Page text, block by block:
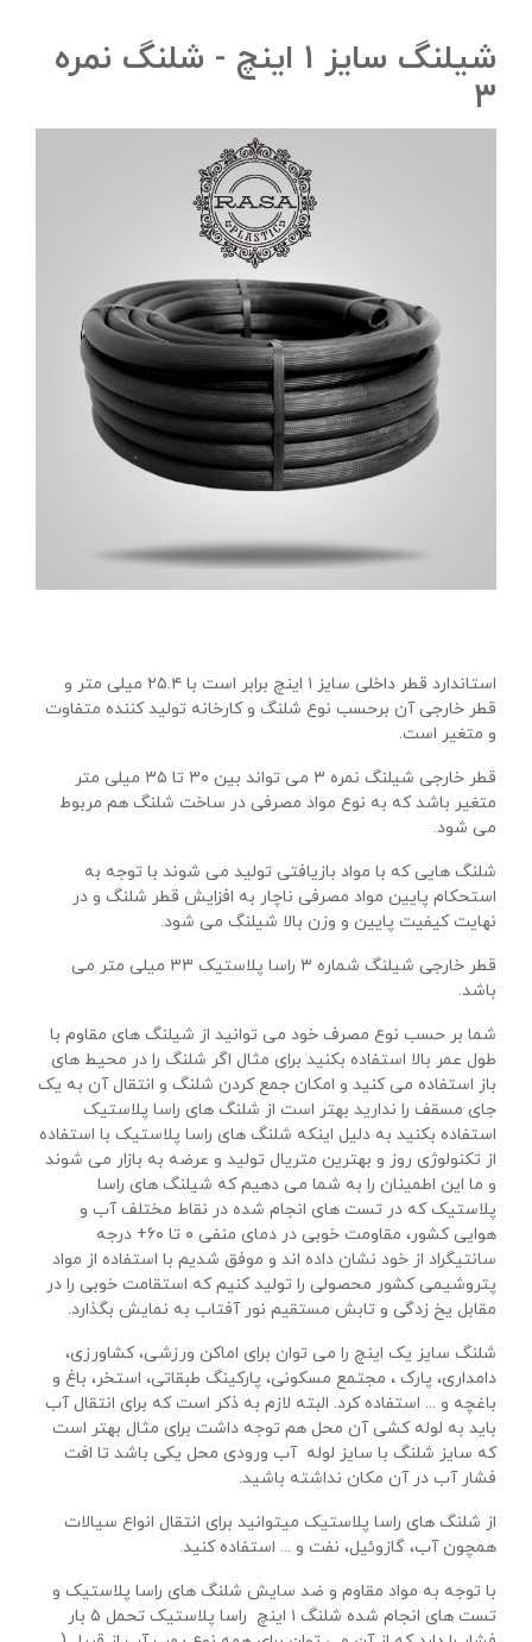
شیلنگ سایز ۱ اینچ - شلنگ نمره
۳
استاندارد قطر داخلی سایز ۱ اینچ برابر است با ۲۵.۴ میلی متر و
قطر خارجی آن برحسب نوع شلنگ و کارخانه تولید کننده متفاوت
و متغیر است.
قطر خارجی شیلنگ نمره ۳ می تواند بین ۳۰ تا ۳۵ میلی متر
متغیر باشد که به نوع مواد مصرفی در ساخت شلنگ هم مربوط
می شود.
شلنگ هایی که با مواد بازیافتی تولید می شوند با توجه به
استحکام پایین مواد مصرفی ناچار به افزایش قطر شلنگ و در
نهایت کیفیت پايین و وزن بالا شیلنگ می شود.
قطر خارجی شیلنگ شماره ۳ راسا پلاستیک ۳۳ میلی متر می
باشد.
شما بر حسب نوع مصرف خود می توانید از شیلنگ های مقاوم با
طول عمر بالا استفاده بکنید برای مثال اگر شلنگ را در محیط های
باز استفاده می کنید و امکان جمع کردن شلنگ و انتقال آن به یک
جای مسقف را ندارید بهتر است از شلنگ های راسا پلاستیک
استفاده بکنید به دلیل اینکه شلنگ های راسا پلاستیک با استفاده
از تکنولوژی روز و بهترین متریال تولید و عرضه به بازار می شوند
و ما این اطمینان را به شما می دهیم که شیلنگ های راسا
پلاستیک که در تست های انجام شده در نقاط مختلف آب و
هوایی کشور، مقاومت خوبی در دمای منفی ۰ تا ۶۰+ درجه
سانتیگراد از خود نشان داده اند و موفق شدیم با استفاده از مواد
پتروشیمی کشور محصولی را تولید کنیم که استقامت خوبی را در
مقابل یخ زدگی و تابش مستقیم نور آفتاب به نمایش بگذارد.
شلنگ سایز یک اینچ را می توان برای اماکن ورزشی، کشاورزی،
دامداری، پارک ، مجتمع مسکونی، پارکینگ طبقاتی، استخر، باغ و
باغچه و ... استفاده کرد. البته لازم به ذکر است که برای انتقال آب
باید به لوله کشی آن محل هم توجه داشت برای مثال بهتر است
که سایز شلنگ با سایز لوله آب ورودی محل یکی باشد تا افت
فشار آب در آن مکان نداشته باشید.
از شلنگ های راسا پلاستیک میتوانید برای انتقال انواع سیالات
همچون آب، گازوئیل، نفت و ... استفاده کنید.
با توجه به مواد مقاوم و ضد سایش شلنگ های راسا پلاستیک و
تست های انجام شده شلنگ ۱ اینچ راسا پلاستیک تحمل ۵ بار